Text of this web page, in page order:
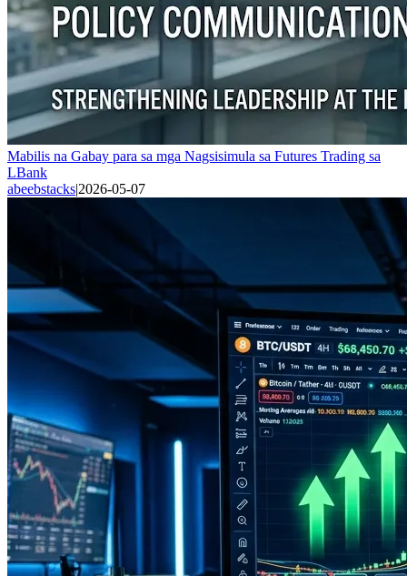
Mabilis na Gabay para sa mga Nagsisimula sa Futures Trading sa
LBank
abeebstacks|2026-05-07